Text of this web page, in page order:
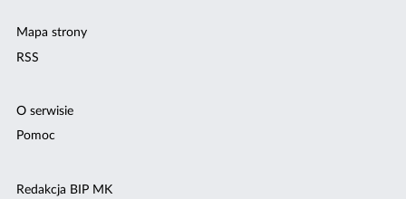
Mapa strony
RSS
O serwisie
Pomoc
Redakcja BIP MK